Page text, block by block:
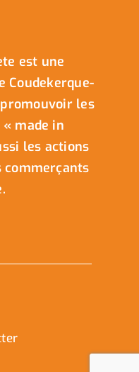
est une
Coudekerque-
les
made in
les actions